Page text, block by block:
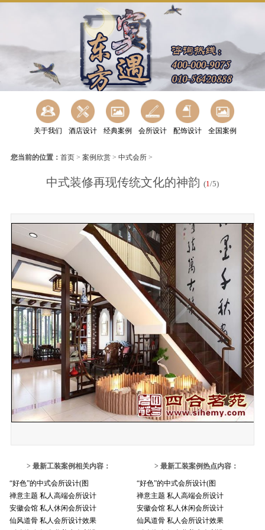
关于我们 酒店设计 经典案例 会所设计 配饰设计 全国案例
您当前的位置： 首页> 案例欣赏> 中式会所>
中式装修再现传统文化的神韵 (1/5)
> 最新工装案例相关内容：
“好色”的中式会所设计(图
禅意主题 私人高端会所设计
安徽会馆 私人休闲会所设计
仙风道骨 私人会所设计效果
> 最新工装案例热点内容：
“好色”的中式会所设计(图
禅意主题 私人高端会所设计
安徽会馆 私人休闲会所设计
仙风道骨 私人会所设计效果